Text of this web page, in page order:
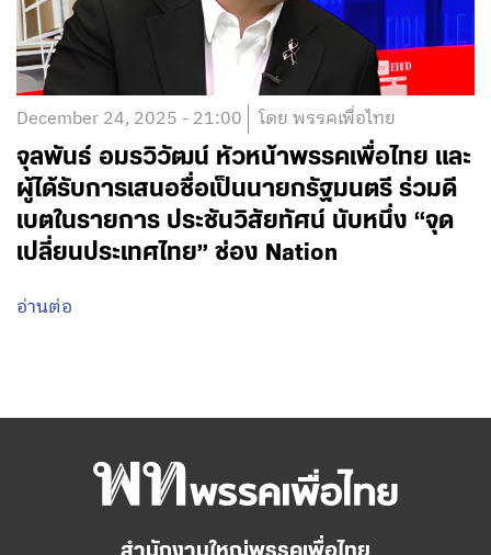
December 24, 2025 - 21:00 โดย พรรคเพื่อไทย
จุลพันธ์ อมรวิวัฒน์ หัวหน้าพรรคเพื่อไทย และ
ผู้ได้รับการเสนอชื่อเป็นนายกรัฐมนตรี ร่วมดี
เบตในรายการ ประชันวิสัยทัศน์ นับหนึ่ง “จุด
เปลี่ยนประเทศไทย” ช่อง Nation
อ่านต่อ